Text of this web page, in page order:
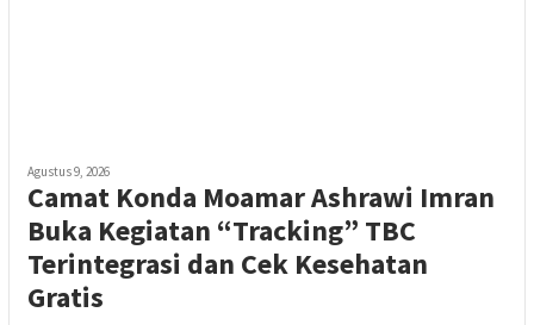
Agustus 9, 2026
Camat Konda Moamar Ashrawi Imran
Buka Kegiatan “Tracking” TBC
Terintegrasi dan Cek Kesehatan
Gratis